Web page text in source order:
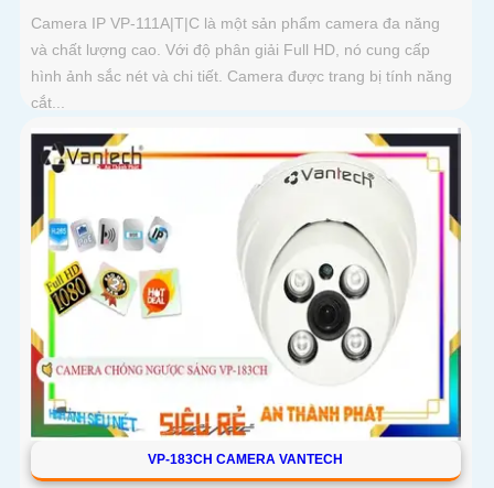
Camera IP VP-111A|T|C là một sản phẩm camera đa năng
và chất lượng cao. Với độ phân giải Full HD, nó cung cấp
hình ảnh sắc nét và chi tiết. Camera được trang bị tính năng
cắt...
VP-183CH CAMERA VANTECH